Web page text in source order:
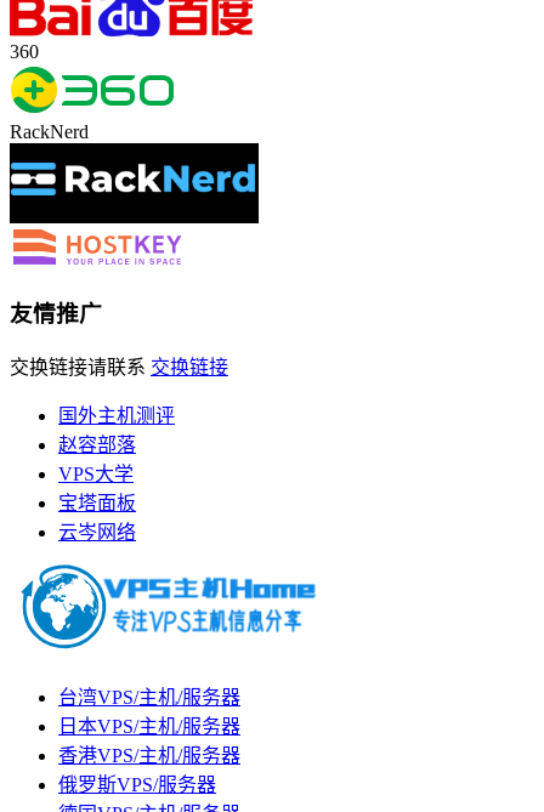
360
RackNerd
友情推广
交换链接请联系 交换链接
国外主机测评
赵容部落
VPS大学
宝塔面板
云岑网络
台湾VPS/主机/服务器
日本VPS/主机/服务器
香港VPS/主机/服务器
俄罗斯VPS/服务器